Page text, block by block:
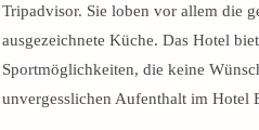
Tripadvisor. Sie loben vor allem die
ausgezeichnete Küche. Das Hotel
Sportmöglichkeiten, die keine
unvergesslichen Aufenthalt im